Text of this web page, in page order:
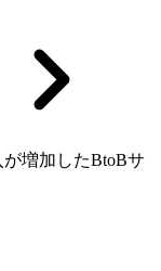
増加したBtoBサ